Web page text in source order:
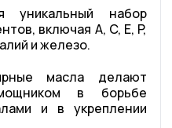
уникальный набор
включая A, C, E, P,
и железо.
масла делают
в борьбе
и в укреплении